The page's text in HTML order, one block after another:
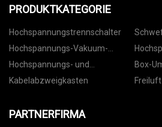
PRODUKTKATEGORIE
Hochspannungstrennschalter
Hochspannungs-Vakuum-
Leistungsschalter für den
Innenbereich
Hochspannungs- und
Niederspannungsschaltanlagen
Box-
Kabelabzweigkasten
PARTNERFIRMA